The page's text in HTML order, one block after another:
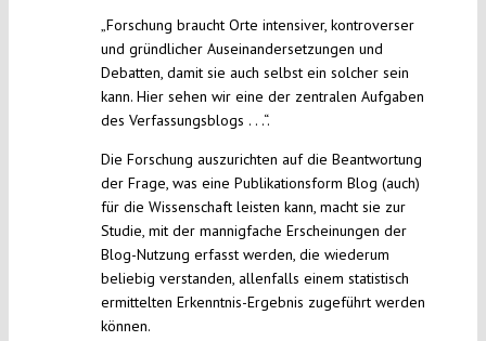
„Forschung braucht Orte intensiver, kontroverser
und gründlicher Auseinandersetzungen und
Debatten, damit sie auch selbst ein solcher sein
kann. Hier sehen wir eine der zentralen Aufgaben
des Verfassungsblogs . . .“.
Die Forschung auszurichten auf die Beantwortung
der Frage, was eine Publikationsform Blog (auch)
für die Wissenschaft leisten kann, macht sie zur
Studie, mit der mannigfache Erscheinungen der
Blog-Nutzung erfasst werden, die wiederum
beliebig verstanden, allenfalls einem statistisch
ermittelten Erkenntnis-Ergebnis zugeführt werden
können.